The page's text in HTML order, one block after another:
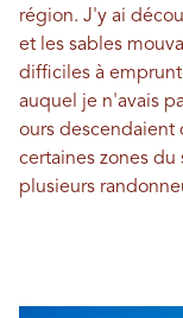
région. J'y ai
et les sables
difficiles à
auquel je n'avais
ours descendaient
certaines zones
plusieurs